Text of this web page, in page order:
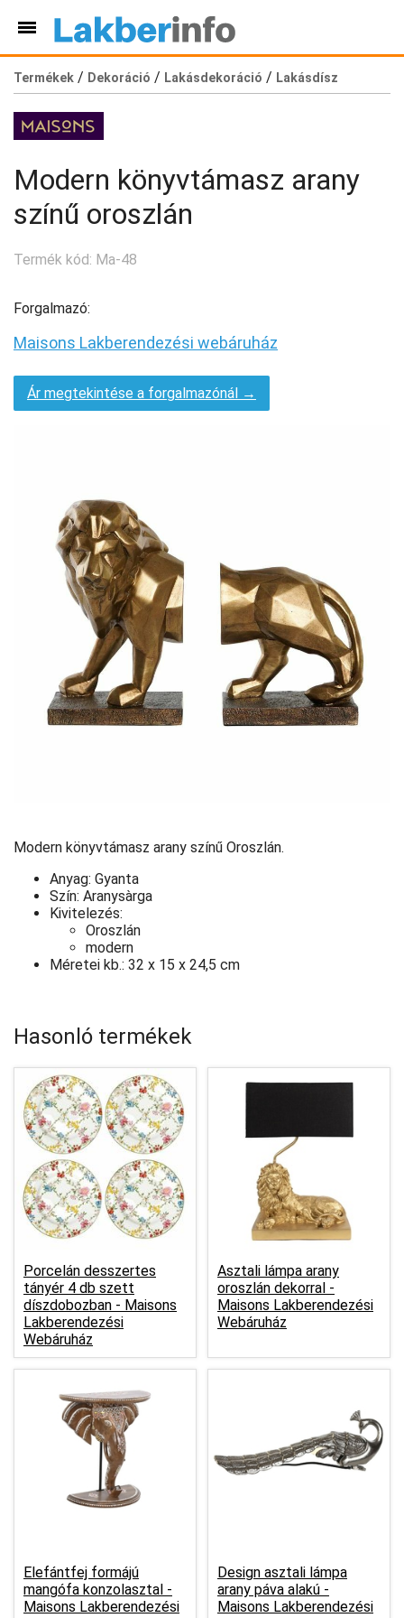
Termékek / Dekoráció / Lakásdekoráció / Lakásdísz
Modern könyvtámasz arany
színű oroszlán
Termék kód: Ma-48
Forgalmazó:
Maisons Lakberendezési webáruház
Ár megtekintése a forgalmazónál →
Modern könyvtámasz arany színű Oroszlán.
Anyag: Gyanta
Szín: Aranysàrga
Kivitelezés:
Oroszlán
modern
Méretei kb.: 32 x 15 x 24,5 cm
Hasonló termékek
Porcelán desszertes
tányér 4 db szett
díszdobozban - Maisons
Lakberendezési
Webáruház
Asztali lámpa arany
oroszlán dekorral -
Maisons Lakberendezési
Webáruház
Elefántfej formájú
mangófa konzolasztal -
Maisons Lakberendezési
Design asztali lámpa
arany páva alakú -
Maisons Lakberendezési